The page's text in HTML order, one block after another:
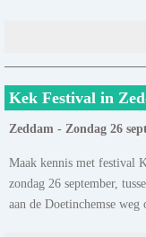
Kek Festival in
Zeddam - Zondag 26
Maak kennis met festival
zondag 26 september,
aan de Doetinchemse weg